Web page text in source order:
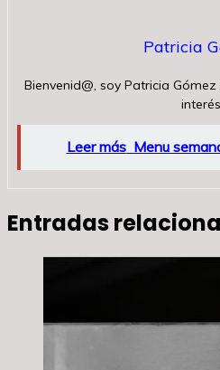
Patricia
Bienvenid@, soy Patricia
Leer más Menu
Entradas